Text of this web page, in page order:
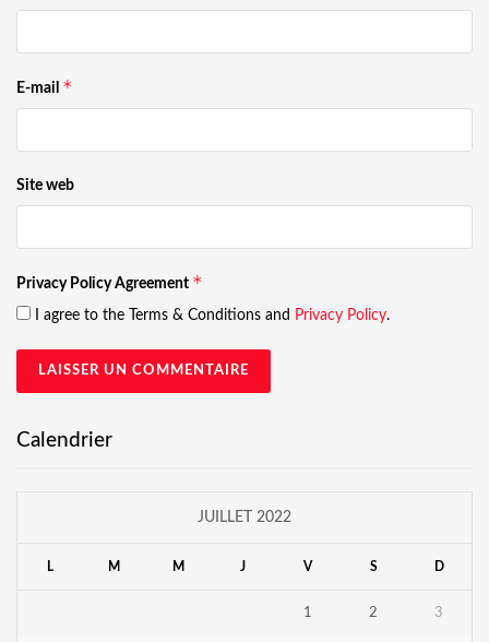
E-mail *
Site web
Privacy Policy Agreement *
I agree to the Terms & Conditions and Privacy Policy.
Calendrier
JUILLET 2022
L M M J V S D
1 2 3